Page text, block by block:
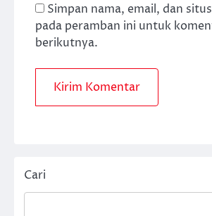
Simpan nama, email, dan
pada peramban ini untuk
berikutnya.
Cari